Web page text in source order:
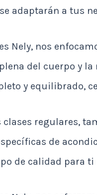
adaptarán a tus
Nely, nos
del cuerpo y
y equilibrado,
clases regulares,
de
de calidad para